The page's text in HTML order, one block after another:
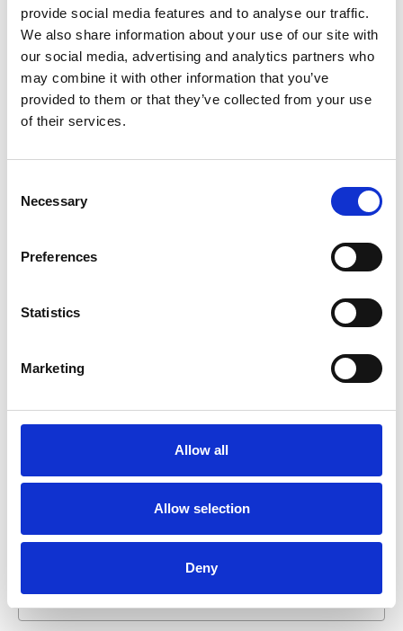
provide social media features and to analyse our traffic.
We also share information about your use of our site with
our social media, advertising and analytics partners who
may combine it with other information that you’ve
provided to them or that they’ve collected from your use
of their services.
Selection
Necessary
Preferences
Statistics
Marketing
Allow all
Allow selection
Deny
Artikelnummer 031003046504301
Onderdelen
Alle vragen en opmerkingen kunt u via onderstaand
formulier aan ons sturen. Wij streven ernaar uw bericht